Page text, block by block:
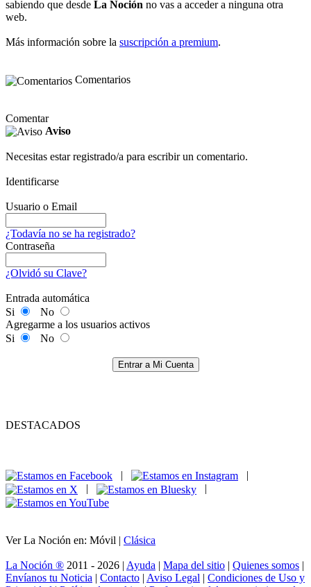
sabiendo que desde La Noción no vas a acceder a ninguna otra
web.
Más información sobre la suscripción a premium.
Comentarios
Comentar
Aviso
Necesitas estar registrado/a para escribir un comentario.
Identificarse
Usuario o Email
¿Todavía no se ha registrado?
Contraseña
¿Olvidó su Clave?
Entrada automática
Si
No
Agregarme a los usuarios activos
Si
No
Entrar a Mi Cuenta
DESTACADOS
|
|
|
|
Ver La Noción en: Móvil | Clásica
La Noción ® 2011 - 2026 | Ayuda | Mapa del sitio | Quienes somos |
Envíanos tu Noticia | Contacto | Aviso Legal | Condiciones de Uso y